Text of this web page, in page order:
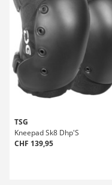
TSG
Kneepad Sk8 Dhp'S
CHF 139,95